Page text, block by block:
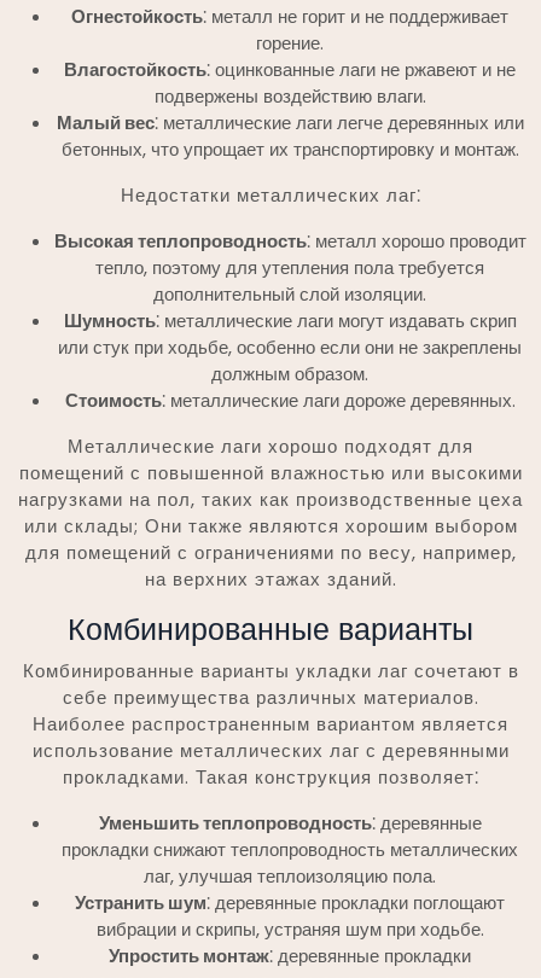
Огнестойкость⁚ металл не горит и не поддерживает
горение.
Влагостойкость⁚ оцинкованные лаги не ржавеют и не
подвержены воздействию влаги.
Малый вес⁚ металлические лаги легче деревянных или
бетонных, что упрощает их транспортировку и монтаж.
Недостатки металлических лаг⁚
Высокая теплопроводность⁚ металл хорошо проводит
тепло, поэтому для утепления пола требуется
дополнительный слой изоляции.
Шумность⁚ металлические лаги могут издавать скрип
или стук при ходьбе, особенно если они не закреплены
должным образом.
Стоимость⁚ металлические лаги дороже деревянных.
Металлические лаги хорошо подходят для
помещений с повышенной влажностью или высокими
нагрузками на пол, таких как производственные цеха
или склады; Они также являются хорошим выбором
для помещений с ограничениями по весу, например,
на верхних этажах зданий.
Комбинированные варианты
Комбинированные варианты укладки лаг сочетают в
себе преимущества различных материалов.
Наиболее распространенным вариантом является
использование металлических лаг с деревянными
прокладками. Такая конструкция позволяет⁚
Уменьшить теплопроводность⁚ деревянные
прокладки снижают теплопроводность металлических
лаг, улучшая теплоизоляцию пола.
Устранить шум⁚ деревянные прокладки поглощают
вибрации и скрипы, устраняя шум при ходьбе.
Упростить монтаж⁚ деревянные прокладки